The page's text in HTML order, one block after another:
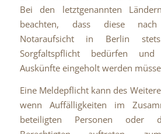
Bei den letztgenannten
beachten, dass diese
Notaraufsicht in Berlin
Sorgfaltspflicht bedürfen
Auskünfte eingeholt werden
Eine Meldepflicht kann des
wenn Auffälligkeiten im
beteiligten Personen oder